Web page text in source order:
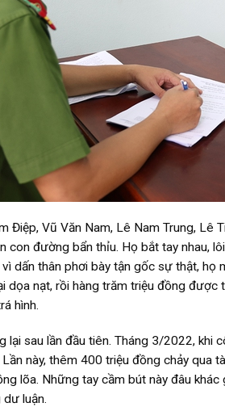
Điệp, Vũ Văn Nam, Lê Nam Trung,
con đường bẩn thỉu. Họ bắt tay nhau,
vì dấn thân phơi bày tận gốc sự thật,
dọa nạt, rồi hàng trăm triệu đồng được
hình.
lại sau lần đầu tiên. Tháng 3/2022, khi
này, thêm 400 triệu đồng chảy qua
lõa. Những tay cầm bút này đâu
luận.